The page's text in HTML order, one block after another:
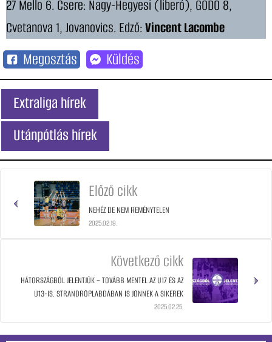
27 Mello 6. Csere: Nagy-Hegyesi (liberó), GODÓ 8,
Cvetanova 1, Jovanovics. Edző:Vincent Lacombe
Megosztás Küldés
Extraliga hírek
Utánpótlás hírek
Előző cikk
2025.02.19.
NEHÉZ DE NEM REMÉNYTELEN
Következő cikk
2025.02.25.
HÁTORSZÁGBÓL JELENTJÜK – TOVÁBB MENTEL AZ U17 ÉS AZ
U13-IS. STRANDRÖPLABDÁBAN IS JÖNNEK A SIKEREK